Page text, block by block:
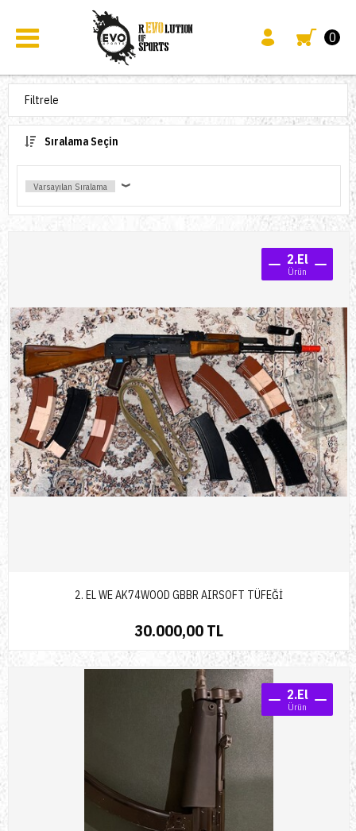
0
Filtrele
Sıralama Seçin
2.El
Ürün
2. EL WE AK74WOOD GBBR AIRSOFT TÜFEĞİ
30.000,00 TL
2.El
Ürün